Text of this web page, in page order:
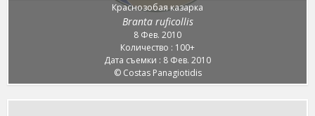
Краснозобая казарка
Branta ruficollis
8 Фев. 2010
Количество : 100+
Дата съемки : 8 Фев. 2010
© Costas Panagiotidis